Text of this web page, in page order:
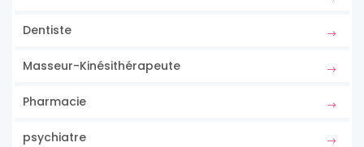
Dentiste
Masseur-Kinésithérapeute
Pharmacie
psychiatre